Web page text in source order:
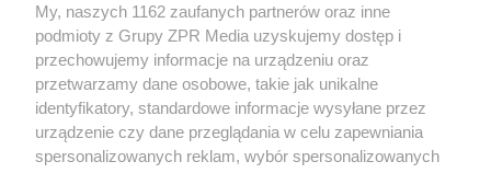
Żaden utwór zamieszczony w serwisie nie może być powielany i
rozpowszechniany lub dalej rozpowszechniany w jakikolwiek sposób (w
tym także elektroniczny lub mechaniczny) na jakimkolwiek polu
eksploatacji w jakiejkolwiek formie, włącznie z umieszczaniem w Internecie
bez pisemnej zgody właściciela praw. Jakiekolwiek użycie lub
wykorzystanie utworów w całości lub w części z naruszeniem prawa, tzn.
bez właściwej zgody, jest zabronione pod groźbą kary i może być ścigane
prawnie.
My, naszych 1162 zaufanych partnerów oraz inne
podmioty z Grupy ZPR Media uzyskujemy dostęp i
przechowujemy informacje na urządzeniu oraz
przetwarzamy dane osobowe, takie jak unikalne
identyfikatory, standardowe informacje wysyłane przez
urządzenie czy dane przeglądania w celu zapewniania
spersonalizowanych reklam, wybór spersonalizowanych